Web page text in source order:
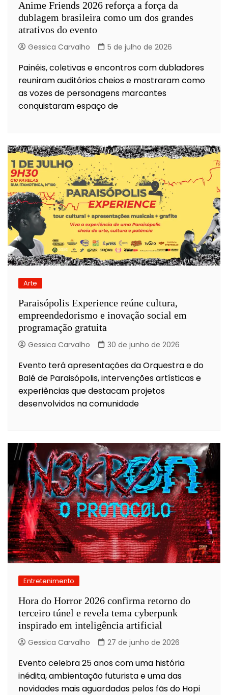
Anime Friends 2026 reforça a força da
dublagem brasileira como um dos grandes
atrativos do evento
Gessica Carvalho 5 de julho de 2026
Painéis, coletivas e encontros com dubladores
reuniram auditórios cheios e mostraram como
as vozes de personagens marcantes
conquistaram espaço de
Arte
Paraisópolis Experience reúne cultura,
empreendedorismo e inovação social em
programação gratuita
Gessica Carvalho 30 de junho de 2026
Evento terá apresentações da Orquestra e do
Balé de Paraisópolis, intervenções artísticas e
experiências que destacam projetos
desenvolvidos na comunidade
Entretenimento
Hora do Horror 2026 confirma retorno do
terceiro túnel e revela tema cyberpunk
inspirado em inteligência artificial
Gessica Carvalho 27 de junho de 2026
Evento celebra 25 anos com uma história
inédita, ambientação futurista e uma das
novidades mais aguardadas pelos fãs do Hopi